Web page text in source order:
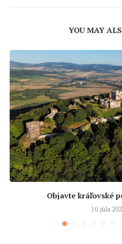
YOU MAY
Objavte kráľovské
10. júla